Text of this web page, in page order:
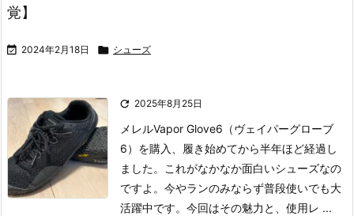
覚】
 2024年2月18日  シューズ
 2025年8月25日
メレルVapor Glove6（ヴェイパーグローブ
6）を購入、履き始めてから半年ほど経過し
ました。
これがなかなか面白いシューズなの
ですよ。今やランのみならず普段使いでも大
活躍中です。 今回はその魅力と、使用レ ...